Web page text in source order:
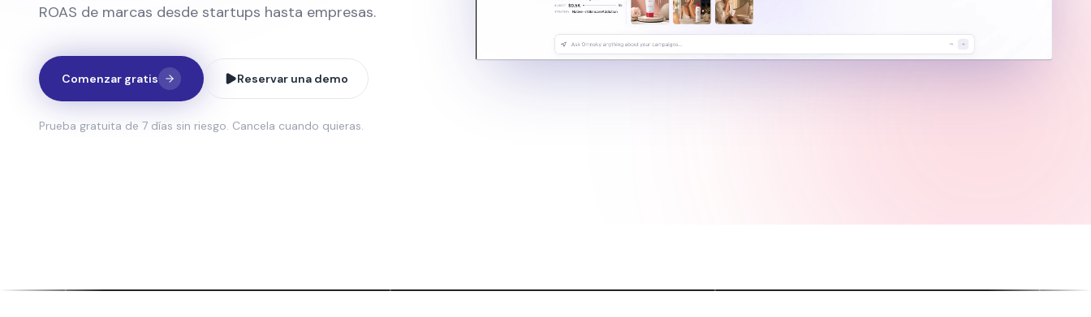
ROAS de marcas desde startups hasta empresas.
Comenzar gratis Reservar una demo
Prueba gratuita de 7 días sin riesgo. Cancela cuando quieras.